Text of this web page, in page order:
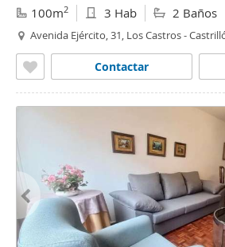
100m2 3 Hab 2 Baños
Avenida Ejército, 31, Los Castros -
Contactar